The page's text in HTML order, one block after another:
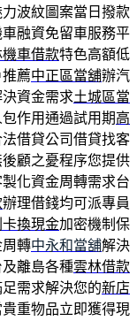
波紋圖案當日撥款
融資免留車服務平
車借款特色高額低
薦中正區當舖辦汽
資金需求土城區當
作用通過試用期高
借貸公司借貸找客
顧之憂程序您提供
化資金周轉需求台
辦理借錢均可派專員
卡換現金加密機制保
轉中永和當舖解決
離島各種雲林借款
需求解決您的新店
重物品立即獲得現